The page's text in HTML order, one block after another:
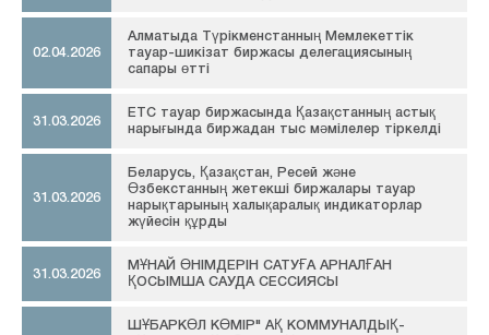
02.04.2026
Алматыда Түрікменстанның Мемлекеттік
тауар-шикізат биржасы делегациясының
сапары өтті
31.03.2026
ETC тауар биржасында Қазақстанның астық
нарығында биржадан тыс мәмілелер тіркелді
31.03.2026
Беларусь, Қазақстан, Ресей және
Өзбекстанның жетекші биржалары тауар
нарықтарының халықаралық индикаторлар
жүйесін құрды
31.03.2026
МҰНАЙ ӨНІМДЕРІН САТУҒА АРНАЛҒАН
ҚОСЫМША САУДА СЕССИЯСЫ
ШҰБАРКӨЛ КӨМІР" АҚ КОММУНАЛДЫҚ-